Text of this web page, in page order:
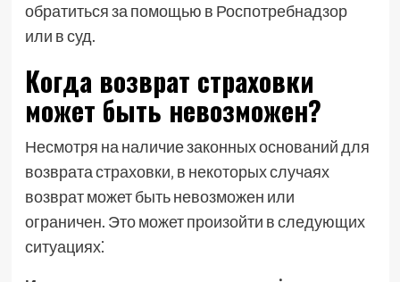
обратиться за помощью в Роспотребнадзор
или в суд.
Когда возврат страховки
может быть невозможен?
Несмотря на наличие законных оснований для
возврата страховки‚ в некоторых случаях
возврат может быть невозможен или
ограничен. Это может произойти в следующих
ситуациях⁚